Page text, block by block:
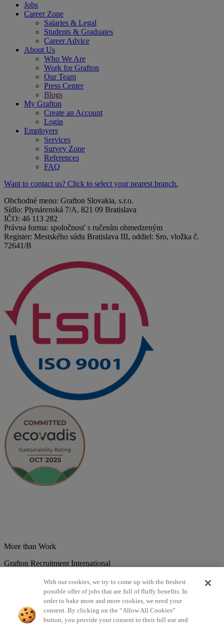
Jobs
Career Zone
Salaries & Legal
Students & Graduates
Career Advice
About Us
Who We Are
Work for Grafton
Our Team
Press Center
Blogs
My Grafton
Create an Account
Login
Employers
Services
Survey Zone
References
FAQ
Want to contact us? Click to select your nearest branch.
Obchodné meno: Grafton Slovakia, s.r.o.
Sídlo: Plynárenská 7/A, 821 09 Bratislava
IČO: 46 113 282
Právna forma: spoločnosť s ručením obmedzeným
Register: Mestského súdu Bratislava III, oddiel: Sro, vložka č.
72641/B
More than Work
Grafton Recruitment International
Brazil Bulgaria Colombia Croatia Czech Republic
Estonsko France Germany Great Britain Hungary
Lithuania Lotyšsko Mexico Netherlands Norway Poland
Portugal Romania Serbia Slovakia Spain Switzerland Turkey
©2026 All rights reserved Grafton Recruitment
With our cookies, we try to come up with the freshest
possible offer of jobs that are full of fluffy benefits. In
order to bake more and more cookies, we need your
consent. By clicking on the “Allow All Cookies”
button, you provide your consent to their full use and